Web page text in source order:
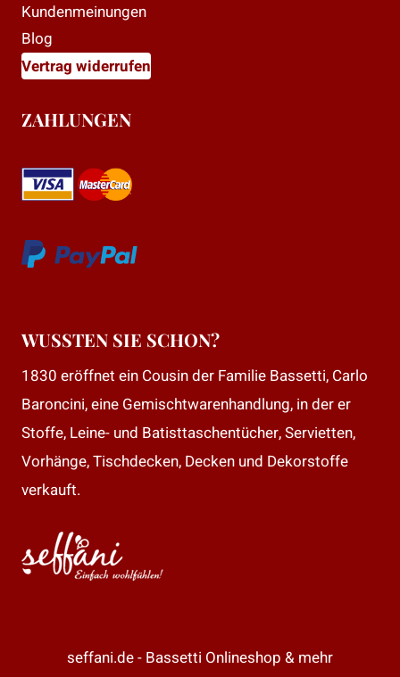
Kundenmeinungen
Blog
Vertrag widerrufen
ZAHLUNGEN
WUSSTEN SIE SCHON?
1830 eröffnet ein Cousin der Familie Bassetti, Carlo
Baroncini, eine Gemischtwarenhandlung, in der er
Stoffe, Leine- und Batisttaschentücher, Servietten,
Vorhänge, Tischdecken, Decken und Dekorstoffe
verkauft.
seffani.de - Bassetti Onlineshop & mehr